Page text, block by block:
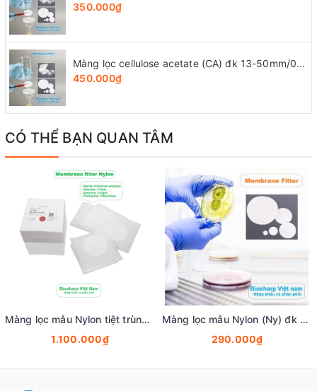
350.000₫
Màng lọc cellulose acetate (CA) đk 13-50mm/0.45µm, 4x25 chiếc/hộp, hãng Biosharp
450.000₫
CÓ THỂ BẠN QUAN TÂM
Màng lọc mẫu Nylon tiệt trùng (Ny) đk 47mm/0.22µm-0.45µm, 4x25 chiếc/hộp, hãng Biosharp
1.100.000₫
Màng lọc mẫu Nylon (Ny) đk 13-50mm/0.22µm-0.45µm, 4x25 chiếc/hộp, hãng Biosharp
290.000₫